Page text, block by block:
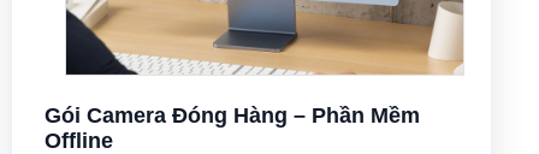
Gói Camera Đóng Hàng – Phần Mềm
Offline